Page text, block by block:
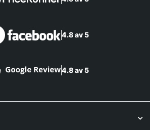
4.8 av 5
4.8 av 5